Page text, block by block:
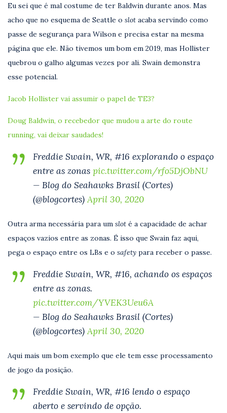
Eu sei que é mal costume de ter Baldwin durante anos. Mas
acho que no esquema de Seattle o slot acaba servindo como
passe de segurança para Wilson e precisa estar na mesma
página que ele. Não tivemos um bom em 2019, mas Hollister
quebrou o galho algumas vezes por ali. Swain demonstra
esse potencial.
Jacob Hollister vai assumir o papel de TE3?
Doug Baldwin, o recebedor que mudou a arte do route
running, vai deixar saudades!
Freddie Swain, WR, #16 explorando o espaço
entre as zonas pic.twitter.com/rfo5DjObNU
— Blog do Seahawks Brasil (Cortes)
(@blogcortes)April 30, 2020
Outra arma necessária para um slot é a capacidade de achar
espaços vazios entre as zonas. É isso que Swain faz aqui,
pega o espaço entre os LBs e o safety para receber o passe.
Freddie Swain, WR, #16, achando os espaços
entre as zonas.
pic.twitter.com/YVEK3Ueu6A
— Blog do Seahawks Brasil (Cortes)
(@blogcortes)April 30, 2020
Aqui mais um bom exemplo que ele tem esse processamento
de jogo da posição.
Freddie Swain, WR, #16 lendo o espaço
aberto e servindo de opção.